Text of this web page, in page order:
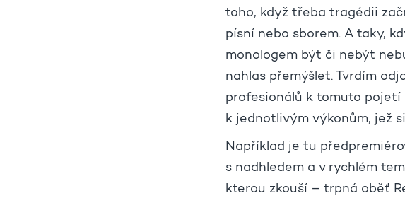
toho, když třeba tragédii
písní nebo sborem. A taky,
monologem být či nebýt
nahlas přemýšlet. Tvrdím
profesionálů k tomuto pojetí
k jednotlivým výkonům, jež
Například je tu
s nadhledem a v rychlém
kterou zkouší – trpná oběť